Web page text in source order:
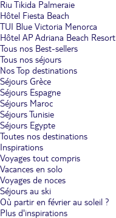
Riu Tikida Palmeraie
Hôtel Fiesta Beach
TUI Blue Victoria Menorca
Hôtel AP Adriana Beach Resort
Tous nos Best-sellers
Tous nos séjours
Nos Top destinations
Séjours Grèce
Séjours Espagne
Séjours Maroc
Séjours Tunisie
Séjours Egypte
Toutes nos destinations
Inspirations
Voyages tout compris
Vacances en solo
Voyages de noces
Séjours au ski
Où partir en février au soleil ?
Plus d'inspirations